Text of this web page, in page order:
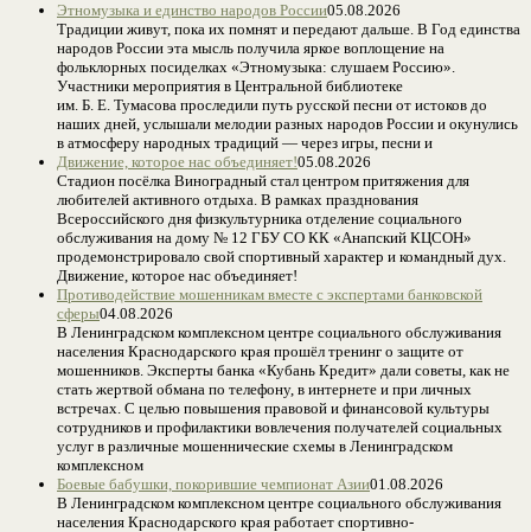
Этномузыка и единство народов России05.08.2026
Традиции живут, пока их помнят и передают дальше. В Год единства
народов России эта мысль получила яркое воплощение на
фольклорных посиделках «Этномузыка: слушаем Россию».
Участники мероприятия в Центральной библиотеке
им. Б. Е. Тумасова проследили путь русской песни от истоков до
наших дней, услышали мелодии разных народов России и окунулись
в атмосферу народных традиций — через игры, песни и
Движение, которое нас объединяет!05.08.2026
Стадион посёлка Виноградный стал центром притяжения для
любителей активного отдыха. В рамках празднования
Всероссийского дня физкультурника отделение социального
обслуживания на дому № 12 ГБУ СО КК «Анапский КЦСОН»
продемонстрировало свой спортивный характер и командный дух.
Движение, которое нас объединяет!
Противодействие мошенникам вместе с экспертами банковской
сферы04.08.2026
В Ленинградском комплексном центре социального обслуживания
населения Краснодарского края прошёл тренинг о защите от
мошенников. Эксперты банка «Кубань Кредит» дали советы, как не
стать жертвой обмана по телефону, в интернете и при личных
встречах. С целью повышения правовой и финансовой культуры
сотрудников и профилактики вовлечения получателей социальных
услуг в различные мошеннические схемы в Ленинградском
комплексном
Боевые бабушки, покорившие чемпионат Азии01.08.2026
В Ленинградском комплексном центре социального обслуживания
населения Краснодарского края работает спортивно-